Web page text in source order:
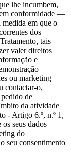
lhe incumbem,
conformidade —
em que o
dos
tais
valer direitos
e
ou marketing
contactar-o,
de
da atividade
- Artigo 6.º, n.º 1,
seus dados
do
seu consentimento